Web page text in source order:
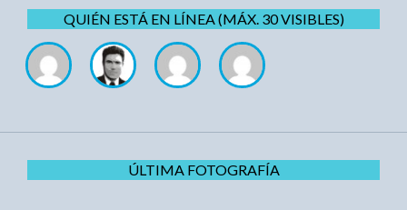
QUIÉN ESTÁ EN LÍNEA (MÁX. 30 VISIBLES)
ÚLTIMA FOTOGRAFÍA